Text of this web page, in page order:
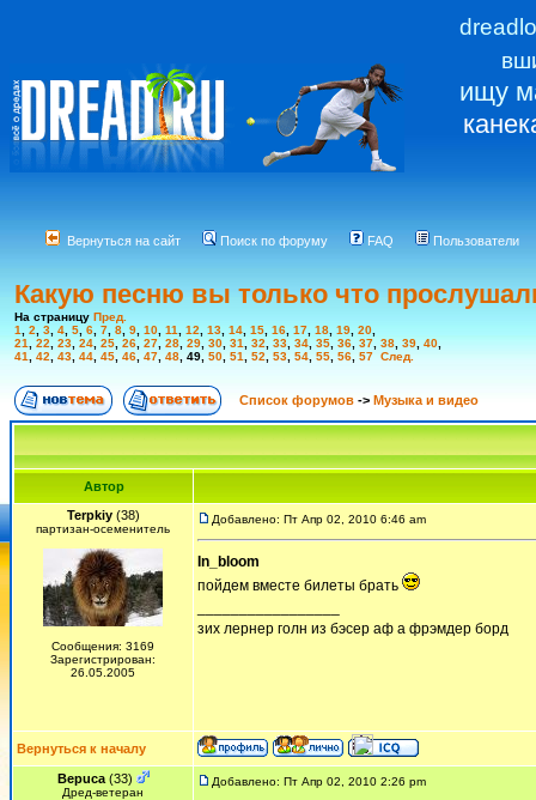
ищу
Вернуться на сайт Поиск по форуму FAQ Пользователи
Какую песню вы только что
На страницу Пред.
1
2 3 4 5 6 7 8 9 10 11 12 13 14 15 16 17 18 19 20
21
22 23 24 25 26 27 28 29 30 31 32 33 34 35 36 37 38 39 40
41
42 43 44 45 46 47 48 49 50 51 52 53 54 55 56 57 След.
Список форумов -> Музыка и видео
Автор
Terpkiy(38)
партизан-осеменитель
Сообщения: 3169
Зарегистрирован:
26.05.2005
Добавлено: Пт Апр 02, 2010 6:46 am
In_bloom
пойдем вместе билеты брать
зих лернер голн из бэсер аф а фрэмдер борд
Вернуться к началу
Bepuca(33)
Дред-ветеран
Добавлено: Пт Апр 02, 2010 2:26 pm